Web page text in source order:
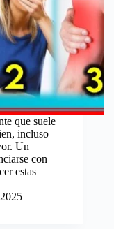
que suele
incluso
Un
con
estas